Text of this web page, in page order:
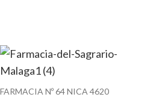
FARMACIA Nº 64 NICA 4620